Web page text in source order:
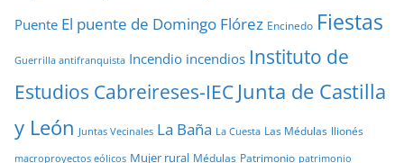
Puente El puente de Domingo Flórez Encinedo Fiestas
Guerrilla antifranquista Incendio incendios Instituto de
Estudios Cabreireses-IEC Junta de Castilla
y León Juntas Vecinales La Baña La Cuesta Las Médulas llionés
macroproyectos eólicos Mujer rural Médulas Patrimonio patrimonio